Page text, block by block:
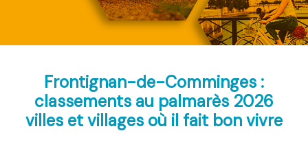
Frontignan-de-Comminges :
classements au palmarès 2026
villes et villages où il fait bon vivre